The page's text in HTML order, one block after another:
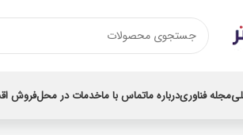
مجله فناوریدرباره ماتماس با ماخدمات در محلفروش